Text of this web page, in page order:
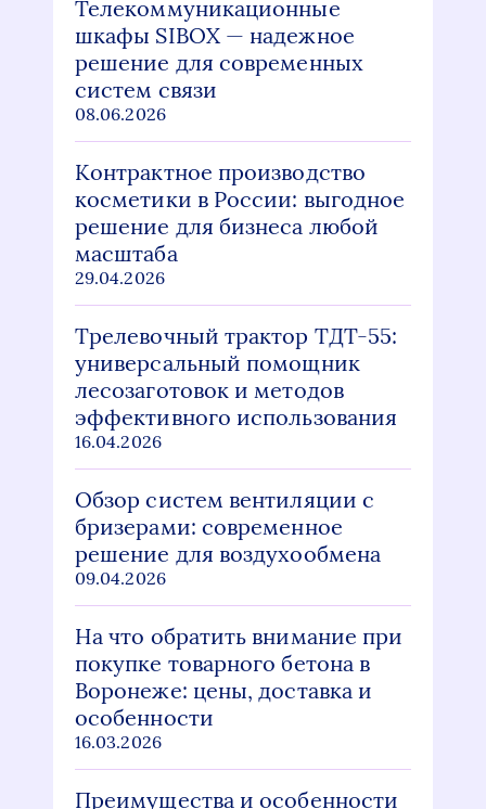
Телекоммуникационные
шкафы SIBOX — надежное
решение для современных
систем связи
08.06.2026
Контрактное производство
косметики в России: выгодное
решение для бизнеса любой
масштаба
29.04.2026
Трелевочный трактор ТДТ-55:
универсальный помощник
лесозаготовок и методов
эффективного использования
16.04.2026
Обзор систем вентиляции с
бризерами: современное
решение для воздухообмена
09.04.2026
На что обратить внимание при
покупке товарного бетона в
Воронеже: цены, доставка и
особенности
16.03.2026
Преимущества и особенности